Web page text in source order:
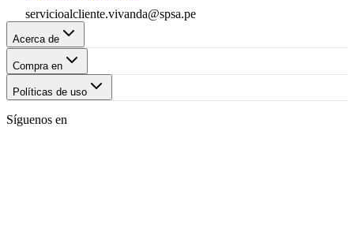
servicioalcliente.vivanda@spsa.pe
Acerca de
Compra en
Políticas de uso
Síguenos en